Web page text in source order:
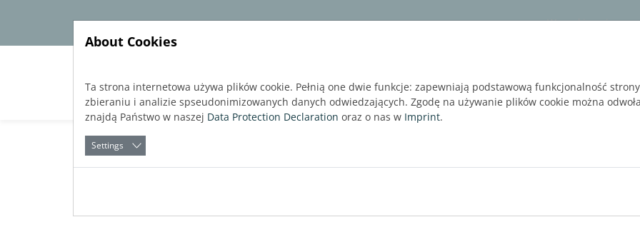
Software Services Blog BEZPŁATNA WERSJA
About Cookies
Ta strona internetowa używa plików cookie. Pełnią one dwie funkcje: zapewniają podstawową funkcjonalność
zbieraniu i analizie spseudonimizowanych danych odwiedzających. Zgodę na używanie plików cookie można
znajdą Państwo w naszej Data Protection Declaration oraz o nas w Imprint.
Settings